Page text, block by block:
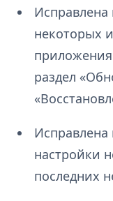
Исправлена
некоторых
раздел
Исправлена
настройки
последних